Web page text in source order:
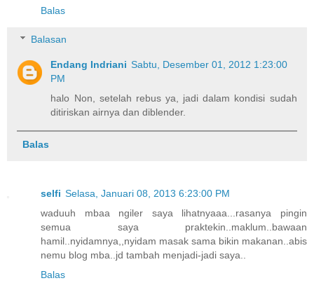
Balas
Balasan
Endang Indriani Sabtu, Desember 01, 2012 1:23:00
PM
halo Non, setelah rebus ya, jadi dalam kondisi sudah
ditiriskan airnya dan diblender.
Balas
selfi Selasa, Januari 08, 2013 6:23:00 PM
waduuh mbaa ngiler saya lihatnyaaa...rasanya pingin
semua saya praktekin..maklum..bawaan
hamil..nyidamnya,,nyidam masak sama bikin makanan..abis
nemu blog mba..jd tambah menjadi-jadi saya..
Balas